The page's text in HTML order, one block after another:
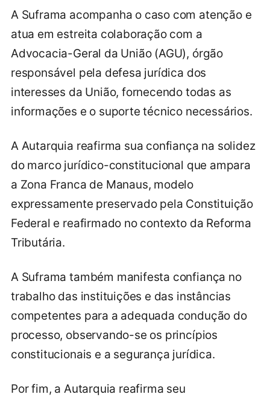
A Suframa acompanha o caso com atenção e
atua em estreita colaboração com a
Advocacia-Geral da União (AGU), órgão
responsável pela defesa jurídica dos
interesses da União, fornecendo todas as
informações e o suporte técnico necessários.
A Autarquia reafirma sua confiança na solidez
do marco jurídico-constitucional que ampara
a Zona Franca de Manaus, modelo
expressamente preservado pela Constituição
Federal e reafirmado no contexto da Reforma
Tributária.
A Suframa também manifesta confiança no
trabalho das instituições e das instâncias
competentes para a adequada condução do
processo, observando-se os princípios
constitucionais e a segurança jurídica.
Por fim, a Autarquia reafirma seu